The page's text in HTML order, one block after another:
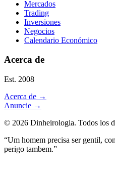
Mercados
Trading
Inversiones
Negocios
Calendario Económico
Acerca de
Est. 2008
Acerca de →
Anuncie →
© 2026 Dinheirologia. Todos los
“Um homem precisa ser gentil,
perigo tambem.”